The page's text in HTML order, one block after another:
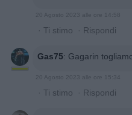
20 Agosto 2023 alle ore 14:58
· Ti stimo · Rispondi
Gas75: Gagarin
20 Agosto 2023 alle ore 15:34
· Ti stimo · Rispondi